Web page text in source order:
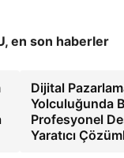
en son haberler
Dijital
Yolculuğunda
Profesyonel
Yaratıcı